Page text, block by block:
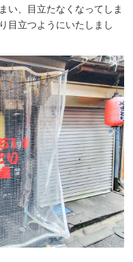
い、目立たなくなってしま
目立つようにいたしまし